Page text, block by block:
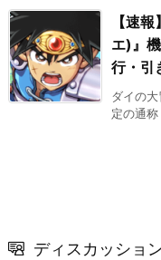
【速
エ)』
行・引
ダイの
定の通称
ディスカッショ